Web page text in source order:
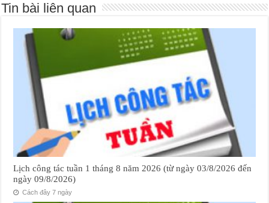
Tin bài liên quan
Lịch công tác tuần 1 tháng 8 năm 2026 (từ ngày 03/8/2026 đến
ngày 09/8/2026)
Cách đây 7 ngày